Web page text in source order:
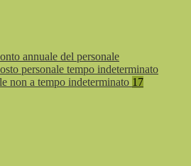
annuale del personale
personale tempo indeterminato
non a tempo indeterminato 17